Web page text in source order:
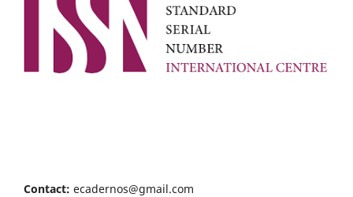
Contact: ecadernos@gmail.com